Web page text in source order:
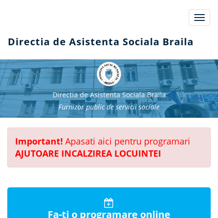
Directia de Asistenta Sociala Braila
Directia de Asistenta Sociala Braila
Furnizor public de servicii sociale
Important! Apasati aici pentru programari
AJUTOARE INCALZIREA LOCUINTEI
Fa-ti o programare online